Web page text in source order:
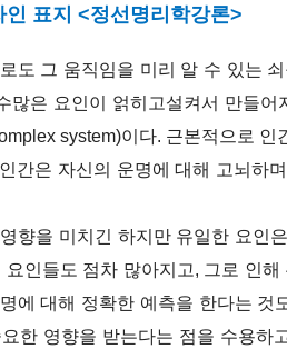
인 표지 <정선명리학강론>
도 그 움직임을 미리 알 수 있는 쇠
많은 요인이 얽히고설켜서 만들어
system)이다. 근본적으로 인
간은 자신의 운명에 대해 고뇌하
향을 미치긴 하지만 유일한 요인
인들도 점차 많아지고, 그로 인해
에 대해 정확한 예측을 한다는 것
한 영향을 받는다는 점을 수용하